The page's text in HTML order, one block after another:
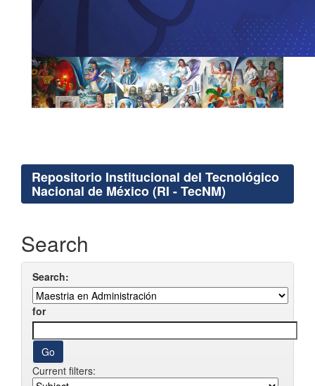
Repositorio Institucional del Tecnológico
Nacional de México (RI - TecNM)
Search
Search:
for
Current filters: